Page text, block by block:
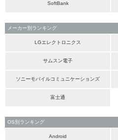
SoftBank
メーカー別ランキング
LGエレクトロニクス
サムスン電子
ソニーモバイルコミュニケーションズ
富士通
OS別ランキング
Android